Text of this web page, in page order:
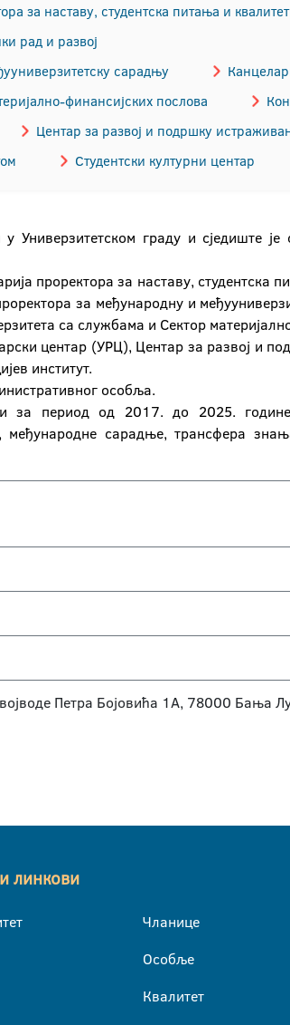
за наставу, студентска питања и квалитет
рад и развој
сарадњу
финансијских послова
Центар за развој и подршку
Студентски културни центар
Универзитетском граду и сједиште
проректора за наставу, студентска
за међународну и
са службама и Сектор
центар (УРЦ), Центар за развој и
институт.
особља.
за период од 2017. до 2025.
међународне сарадње, трансфера
Петра Бојовића 1А, 78000 Бања
линкови
Чланице
Особље
Квалитет